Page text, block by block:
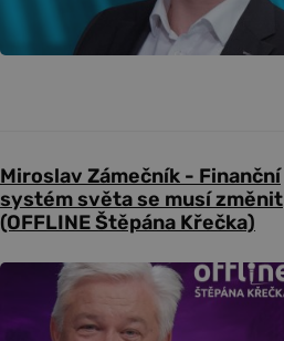
Miroslav Zámečník - Finanční
systém světa se musí změnit
(OFFLINE Štěpána Křečka)